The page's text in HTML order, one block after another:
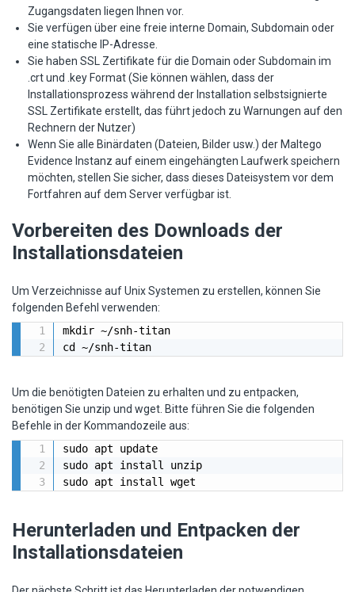
Zugangsdaten liegen Ihnen vor.
Sie verfügen über eine freie interne Domain, Subdomain oder
eine statische IP-Adresse.
Sie haben SSL Zertifikate für die Domain oder Subdomain im
.crt und .key Format (Sie können wählen, dass der
Installationsprozess während der Installation selbstsignierte
SSL Zertifikate erstellt, das führt jedoch zu Warnungen auf den
Rechnern der Nutzer)
Wenn Sie alle Binärdaten (Dateien, Bilder usw.) der Maltego
Evidence Instanz auf einem eingehängten Laufwerk speichern
möchten, stellen Sie sicher, dass dieses Dateisystem vor dem
Fortfahren auf dem Server verfügbar ist.
Vorbereiten des Downloads der
Installationsdateien
Um Verzeichnisse auf Unix Systemen zu erstellen, können Sie
folgenden Befehl verwenden:
mkdir ~/snh-titan
cd ~/snh-titan
Um die benötigten Dateien zu erhalten und zu entpacken,
benötigen Sie unzip und wget. Bitte führen Sie die folgenden
Befehle in der Kommandozeile aus:
sudo apt update
sudo apt install unzip
sudo apt install wget
Herunterladen und Entpacken der
Installationsdateien